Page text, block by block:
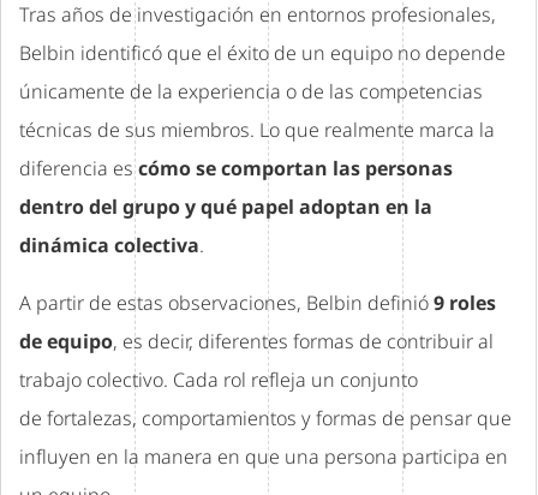
Tras años de investigación en entornos profesionales,
Belbin identificó que el éxito de un equipo no depende
únicamente de la experiencia o de las competencias
técnicas de sus miembros. Lo que realmente marca la
diferencia escómo se comportan las personas
dentro del grupo y qué papel adoptan en la
dinámica colectiva.
A partir de estas observaciones, Belbin definió9 roles
de equipo, es decir, diferentes formas de contribuir al
trabajo colectivo. Cada rol refleja un conjunto
de fortalezas, comportamientos y formas de pensar que
influyen en la manera en que una persona participa en